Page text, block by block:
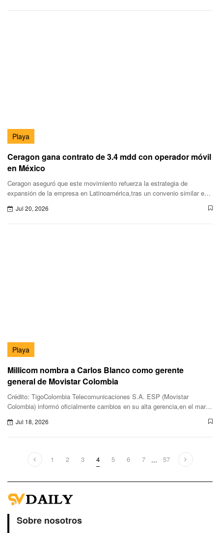
Playa
Ceragon gana contrato de 3.4 mdd con operador móvil
en México
Ceragon aseguró que este movimiento refuerza la estrategia de
expansión de la empresa en Latinoamérica,tras un convenio similar en
Jul 20, 2026
Playa
Millicom nombra a Carlos Blanco como gerente
general de Movistar Colombia
Crédito: TigoColombia Telecomunicaciones S.A. ESP (Movistar
Colombia) informó oficialmente cambios en su alta gerencia,en el marco
Jul 18, 2026
1 2 3 4 5 6 7 ... 57
Sobre nosotros